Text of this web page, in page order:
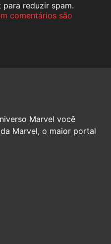
reduzir spam.
comentários são
Marvel você
Marvel, o maior portal